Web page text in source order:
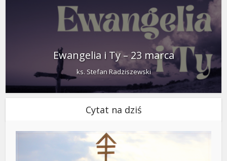
Ewangelia i Ty – 23 marca
ks. Stefan Radziszewski
Cytat na dziś